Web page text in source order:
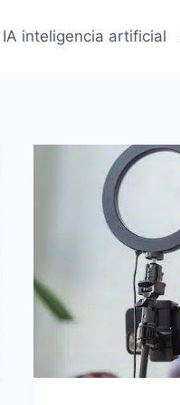
IA inteligencia artificial